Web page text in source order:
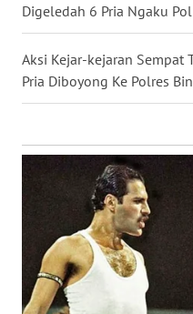
Digeledah 6 Pria Ngaku
Aksi Kejar-kejaran Sempat
Pria Diboyong Ke Polres
WN
KALTARA
WN
WN
SULSEL
WN